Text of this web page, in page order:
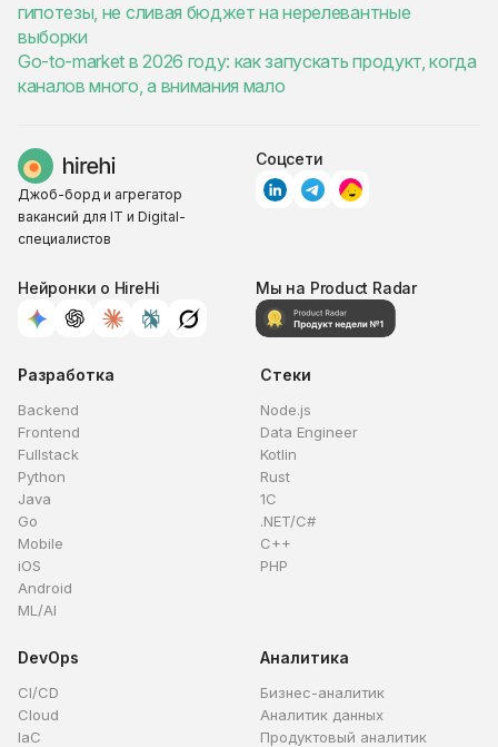
гипотезы, не сливая бюджет на нерелевантные
выборки
Go-to-market в 2026 году: как запускать продукт, когда
каналов много, а внимания мало
Джоб-борд и агрегатор
вакансий для IT и Digital-
специалистов
Соцсети
Нейронки о HireHi Мы на Product Radar
Разработка
Backend
Frontend
Fullstack
Python
Java
Go
Mobile
iOS
Android
ML/AI
Стеки
Node.js
Data Engineer
Kotlin
Rust
1C
.NET/C#
C++
PHP
DevOps
CI/CD
Cloud
IaC
Аналитика
Бизнес-аналитик
Аналитик данных
Продуктовый аналитик